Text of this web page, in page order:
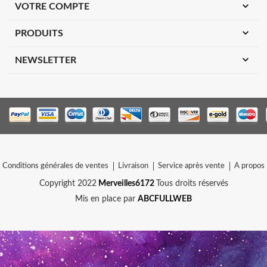
VOTRE COMPTE expand_more
PRODUITS expand_more
NEWSLETTER expand_more
Conditions générales de ventes Livraison Service après vente A propos
Copyright 2022Merveilles6172
Tous droits réservés
Mis en place par ABCFULLWEB